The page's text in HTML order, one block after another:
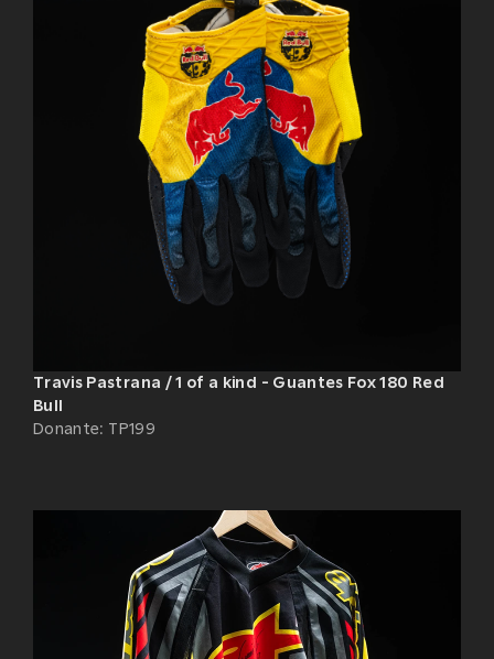
Travis Pastrana / 1 of a kind - Guantes Fox 180 Red
Bull
Donante: TP199